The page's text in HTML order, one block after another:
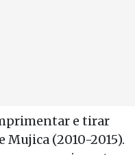
e tirar
Mujica (2010-2015).